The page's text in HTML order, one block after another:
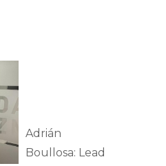
Adrián
Boullosa: Lead